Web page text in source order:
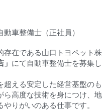
車整備士（正社員）
存在である山口トヨペット株
」 にて自動車整備士を募集し
える安定した経営基盤のも
ら高度な技術を身につけ、地
りがいのある仕事です。